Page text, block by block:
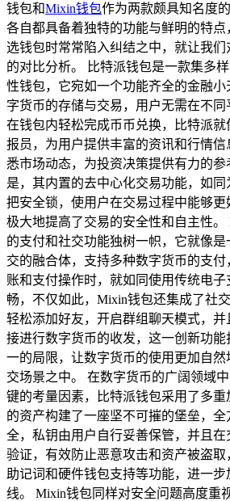
钱包和Mixin钱包作为两款颇具知名度
各自都具备着独特的功能与鲜明的特
选钱包时常常陷入纠结之中，就让我
的对比分析。 比特派钱包是一款集多
性钱包，它宛如一个功能齐全的金融
字货币的存储与交易，用户无需在不
在钱包内轻松完成币币兑换，比特派
报员，为用户提供丰富的资讯和行情信
悉市场动态，为投资决策提供有力的
是，其内置的去中心化交易功能，如
把安全锁，使用户在交易过程中能够更
极大地提高了交易的安全性和自主性
的支付和社交功能独树一帜，它就像
交的融合体，支持多种数字货币的支
账和支付操作时，就如同使用传统电
畅，不仅如此，Mixin钱包还集成了社
轻松添加好友，开启群组聊天模式，
接进行数字货币的收发，这一创新功
一的局限，让数字货币的使用更加自
交场景之中。 在数字货币的广阔领域
键的考量因素，比特派钱包采用了多
的资产构建了一座坚不可摧的堡垒，
全，私钥由用户自行妥善保管，并且
验证，有效防止恶意攻击和资产被盗
助记词和硬件钱包支持等功能，进一
线。 Mixin钱包同样对安全问题高度重